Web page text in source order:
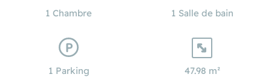
1 Chambre 1 Salle de bain
1 Parking 47.98 m²